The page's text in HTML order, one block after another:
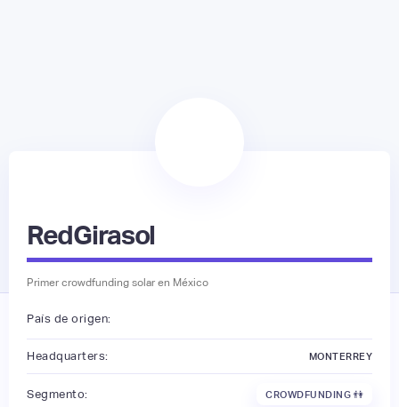
RedGirasol
Primer crowdfunding solar en México
País de origen:
Headquarters: MONTERREY
Segmento: CROWDFUNDING 👫